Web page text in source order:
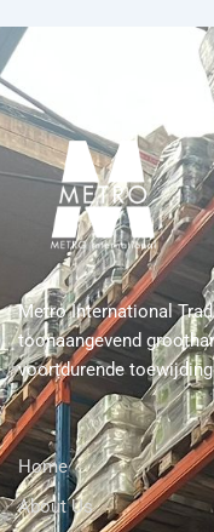
Metro International
toonaangevend
voortdurende
Home
About Us